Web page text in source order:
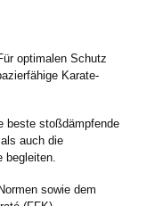
optimalen Schutz
Karate-
beste stoßdämpfende
auch die
begleiten.
sowie dem